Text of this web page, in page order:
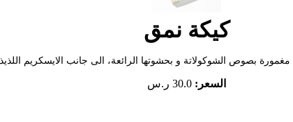
كيكة نمق
بصوص الشوكولاتة و بحشوتها الرائعة، الى جانب الايسكريم اللذيذ
السعر:30.0 ر.س